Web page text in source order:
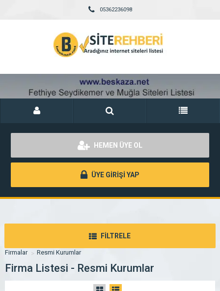
05362236098
HEMEN ÜYE OL
ÜYE GİRİŞİ YAP
FİLTRELE
Firmalar Resmi Kurumlar
Firma Listesi - Resmi Kurumlar